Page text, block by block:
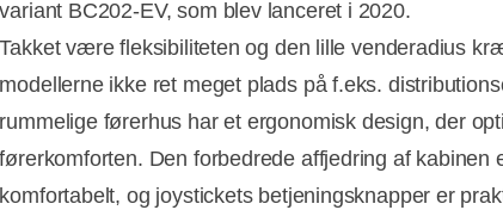
variant BC202-EV, som blev lanceret i 2020.
Takket være fleksibiliteten og den lille venderadius
modellerne ikke ret meget plads på f.eks.
rummelige førerhus har et ergonomisk design, der
førerkomforten. Den forbedrede affjedring af kabinen
komfortabelt, og joystickets betjeningsknapper er